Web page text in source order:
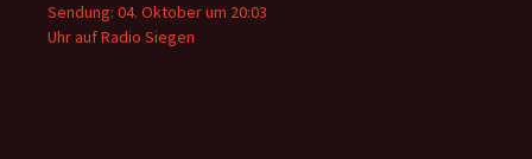
Sendung: 04. Oktober um 20:03
Uhr auf Radio Siegen